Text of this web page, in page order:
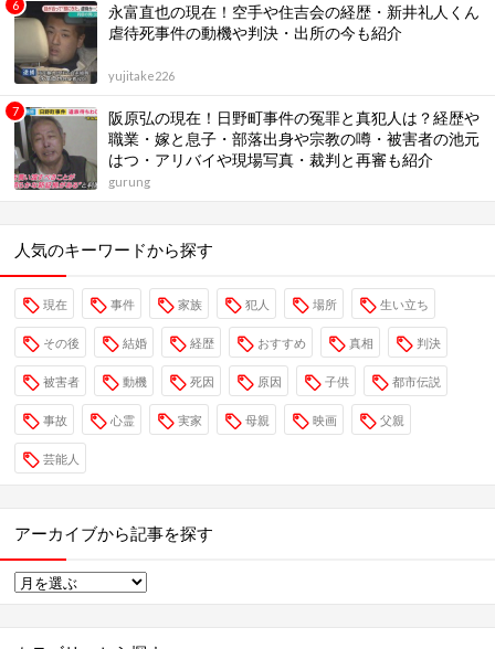
永富直也の現在！空手や住吉会の経歴・新井礼人くん
虐待死事件の動機や判決・出所の今も紹介
yujitake226
阪原弘の現在！日野町事件の冤罪と真犯人は？経歴や
職業・嫁と息子・部落出身や宗教の噂・被害者の池元
はつ・アリバイや現場写真・裁判と再審も紹介
gurung
人気のキーワードから探す
現在 事件 家族 犯人 場所 生い立ち
その後 結婚 経歴 おすすめ 真相 判決
被害者 動機 死因 原因 子供 都市伝説
事故 心霊 実家 母親 映画 父親
芸能人
アーカイブから記事を探す